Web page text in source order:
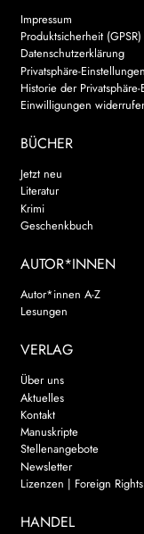
Impressum
Produktsicherheit (GPSR)
Datenschutzerklärung
Privatsphäre-
Historie der
Einwilligungen
BÜCHER
Jetzt neu
Literatur
Krimi
Geschenkbuch
AUTOR*INNEN
Autor*innen A-Z
Lesungen
VERLAG
Über uns
Aktuelles
Kontakt
Manuskripte
Stellenangebote
Newsletter
Lizenzen | Foreign Rights
HANDEL